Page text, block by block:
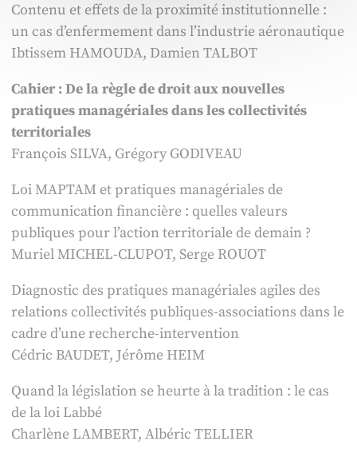
Contenu et effets de la proximité institutionnelle :
un cas d’enfermement dans l’industrie aéronautique
Ibtissem HAMOUDA, Damien TALBOT
Cahier : De la règle de droit aux nouvelles
pratiques managériales dans les collectivités
territoriales
François SILVA, Grégory GODIVEAU
Loi MAPTAM et pratiques managériales de
communication financière : quelles valeurs
publiques pour l’action territoriale de demain ?
Muriel MICHEL-CLUPOT, Serge ROUOT
Diagnostic des pratiques managériales agiles des
relations collectivités publiques-associations dans le
cadre d’une recherche-intervention
Cédric BAUDET, Jérôme HEIM
Quand la législation se heurte à la tradition : le cas
de la loi Labbé
Charlène LAMBERT, Albéric TELLIER